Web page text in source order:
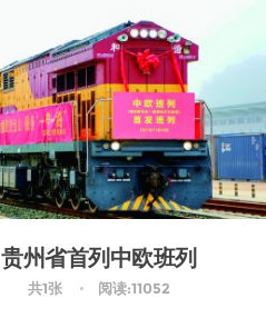
贵州省首列中欧班列
共1张 阅读:11052